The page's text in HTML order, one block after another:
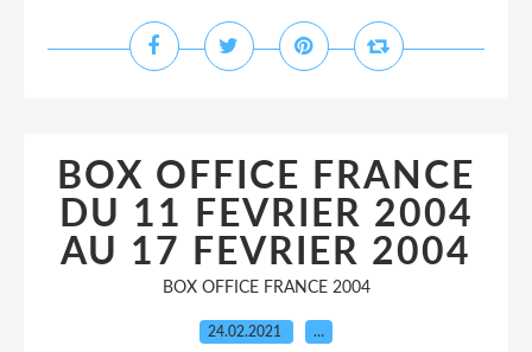
BOX OFFICE FRANCE
DU 11 FEVRIER 2004
AU 17 FEVRIER 2004
BOX OFFICE FRANCE 2004
24.02.2021 …